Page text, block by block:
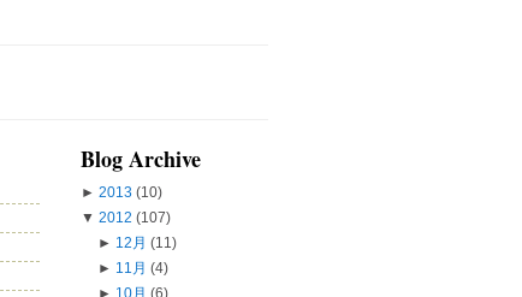
Blog Archive
► 2013 (10)
▼ 2012 (107)
► 12月 (11)
► 11月 (4)
► 10月 (6)